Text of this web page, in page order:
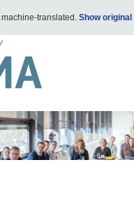
translated. Show original